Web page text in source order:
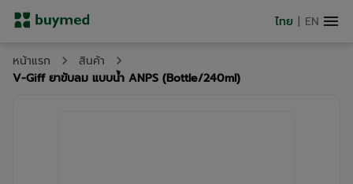
ไทย | EN
หน้าแรก
สินค้า
V-Giff ยาขับลม แบบน้ำ ANPS (Bottle/240ml)